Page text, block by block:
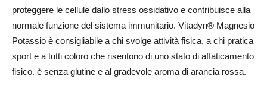
proteggere le cellule dallo stress ossidativo e contribuisce alla
normale funzione del sistema immunitario. Vitadyn® Magnesio
Potassio è consigliabile a chi svolge attività fisica, a chi pratica
sport e a tutti coloro che risentono di uno stato di affaticamento
fisico. è senza glutine e al gradevole aroma di arancia rossa.